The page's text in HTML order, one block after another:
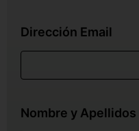
Dirección Email
Nombre y Apellidos